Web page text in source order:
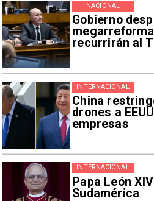
Gobierno
recurrirán al
NACIONAL
China
drones a
empresas
INTERNACIONAL
Papa León
Sudamérica
INTERNACIONAL